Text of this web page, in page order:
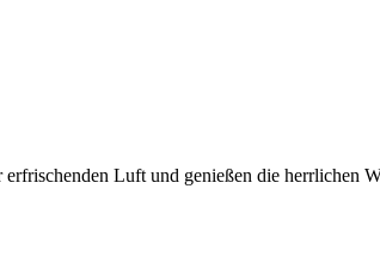
Luft und genießen die herrlichen